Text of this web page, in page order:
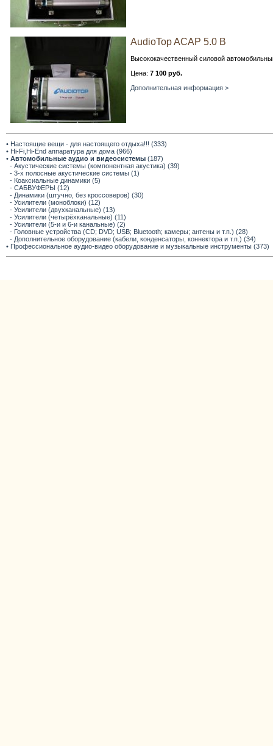
AudioTop ACAP 5.0 В
Высококачественный силовой
Цена: 7 100 руб.
Дополнительная информация >
• Настоящие вещи - для настоящего отдыха!!! (333)
• Hi-Fi,Hi-End аппаратура для дома (966)
• Автомобильные аудио и видеосистемы (187)
- Акустические системы (компонентная акустика) (39)
- 3-х полосные акустические системы (1)
- Коаксиальные динамики (5)
- САБВУФЕРЫ (12)
- Динамики (штучно, без кроссоверов) (30)
- Усилители (моноблоки) (12)
- Усилители (двухканальные) (13)
- Усилители (четырёхканальные) (11)
- Усилители (5-и и 6-и канальные) (2)
- Головные устройства (CD; DVD; USB; Bluetooth; камеры; антены и т.п.) (28)
- Дополнительное оборудование (кабели, конденсаторы, коннектора и т.п.) (34)
• Профессиональное аудио-видео оборудование и музыкальные инструменты (373)